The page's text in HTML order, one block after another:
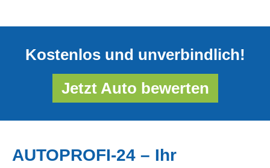
Kostenlos und unverbindlich!
Jetzt Auto bewerten
AUTOPROFI-24 – Ihr